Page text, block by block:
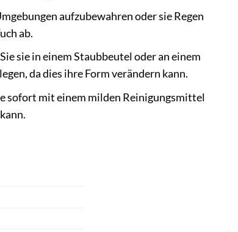
aufzubewahren oder sie Regen
ab.
sie in einem Staubbeutel oder an einem
da dies ihre Form verändern kann.
sofort mit einem milden Reinigungsmittel